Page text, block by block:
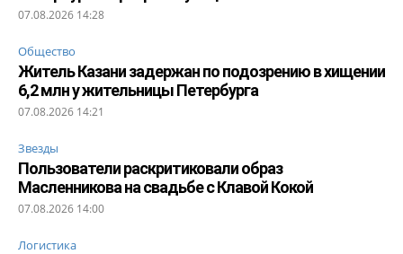
07.08.2026 14:28
Общество
Житель Казани задержан по подозрению в хищении
6,2 млн у жительницы Петербурга
07.08.2026 14:21
Звезды
Пользователи раскритиковали образ
Масленникова на свадьбе с Клавой Кокой
07.08.2026 14:00
Логистика